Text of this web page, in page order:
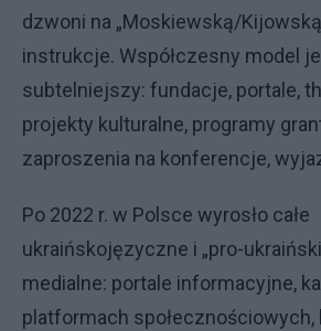
dzwoni na „Moskiewską/
instrukcje. Współczesny model
subtelniejszy: fundacje, portale,
projekty kulturalne, programy
zaproszenia na konferencje,
Po 2022 r. w Polsce wyrosło całe
ukraińskojęzyczne i „pro-
medialne: portale informacyjne,
platformach społecznościowych,